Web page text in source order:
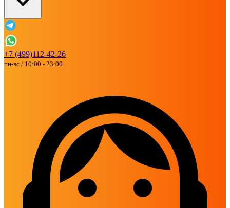
+7 (499)112-42-26
пн-вс / 10:00 - 23:00